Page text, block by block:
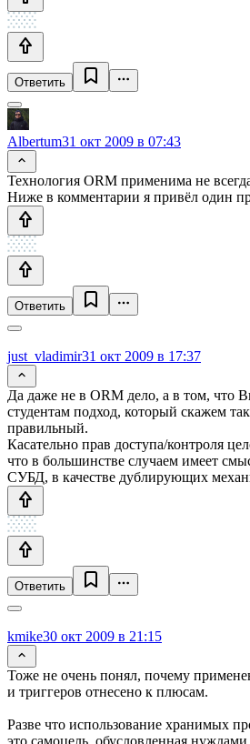
Ответить
Albertum31 окт 2009 в 07:43
Технология ORM применима не
Ниже в комментарии я привёл один
Ответить
just_vladimir31 окт 2009 в 17:37
Да даже не в ORM дело, а в том,
студентам подход, который скажем так
правильный.
Касательно прав доступа/контроля
что в большинстве случаем имеет
СУБД, в качестве дублирующих
Ответить
kmike30 окт 2009 в 21:15
Тоже не очень понял, почему
и триггеров отнесено к плюсам.
Разве что использование хранимых
это самоцель, обусловленная